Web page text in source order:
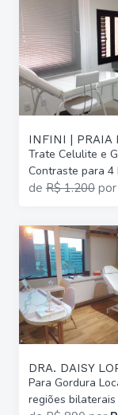
INFINI | PRAIA
Trate Celulite e
Contraste para 4
de R$ 1.200 por
DRA. DAISY
Para Gordura
regiões bilaterais